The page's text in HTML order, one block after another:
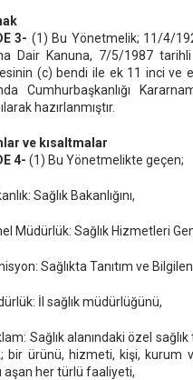
3- (1) Bu Yönetmelik; 11/4/
Dair Kanuna, 7/5/1987
(c) bendi ile ek 11 inci ve
Cumhurbaşkanlığı
hazırlanmıştır.
ve kısaltmalar
4- (1) Bu Yönetmelikte geçen;
Sağlık Bakanlığını,
Müdürlük: Sağlık Hizmetleri
Sağlıkta Tanıtım ve
İl sağlık müdürlüğünü,
Sağlık alanındaki özel
bir ürünü, hizmeti, kişi, kurum
aşan her türlü faaliyeti,